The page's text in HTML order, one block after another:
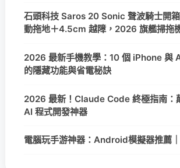
石頭科技 Saros 20 Sonic 聲波騎士開
動拖地＋4.5cm 越障，2026 旗艦掃拖
2026 最新手機教學：10 個 iPhone 與
的隱藏功能與省電秘訣
2026 最新！Claude Code 終極指南：
AI 程式開發神器
電腦玩手游神器：Android模擬器推薦